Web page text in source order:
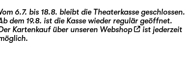
6.7. bis 18.8. bleibt die Theaterkasse geschlossen.
dem 19.8. ist die Kasse wieder regulär geöffnet.
Kartenkauf über unseren Webshop
ist jederzeit